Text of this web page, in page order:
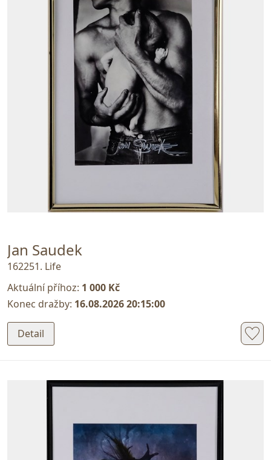
Jan Saudek
162251. Life
Aktuální příhoz: 1 000 Kč
Konec dražby: 16.08.2026 20:15:00
Detail